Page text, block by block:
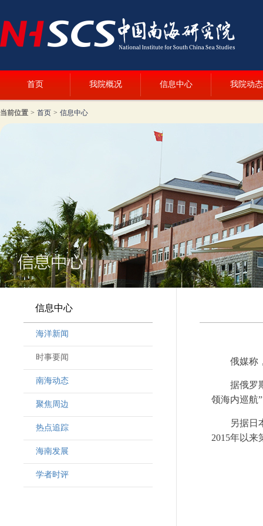
首页 我院概况 信息中心 我院动态
当前位置 > 首页 > 信息中心
信息中心
海洋新闻
时事要闻
南海动态
聚焦周边
热点追踪
海南发展
学者时评
俄媒称
据俄罗
领海内巡航
另据日
2015年以来